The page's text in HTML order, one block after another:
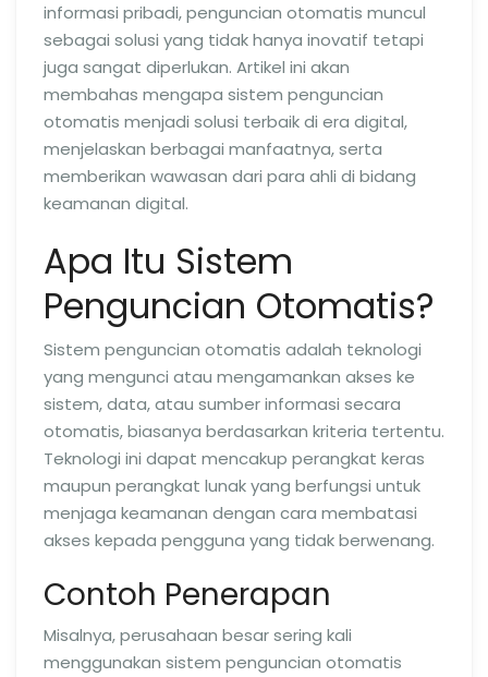
informasi pribadi, penguncian otomatis muncul
sebagai solusi yang tidak hanya inovatif tetapi
juga sangat diperlukan. Artikel ini akan
membahas mengapa sistem penguncian
otomatis menjadi solusi terbaik di era digital,
menjelaskan berbagai manfaatnya, serta
memberikan wawasan dari para ahli di bidang
keamanan digital.
Apa Itu Sistem
Penguncian Otomatis?
Sistem penguncian otomatis adalah teknologi
yang mengunci atau mengamankan akses ke
sistem, data, atau sumber informasi secara
otomatis, biasanya berdasarkan kriteria tertentu.
Teknologi ini dapat mencakup perangkat keras
maupun perangkat lunak yang berfungsi untuk
menjaga keamanan dengan cara membatasi
akses kepada pengguna yang tidak berwenang.
Contoh Penerapan
Misalnya, perusahaan besar sering kali
menggunakan sistem penguncian otomatis